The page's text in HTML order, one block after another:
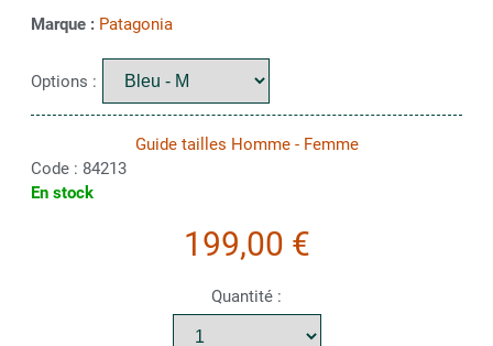
Marque : Patagonia
Options :
Guide tailles Homme - Femme
Code : 84213
En stock
199,00 €
Quantité :